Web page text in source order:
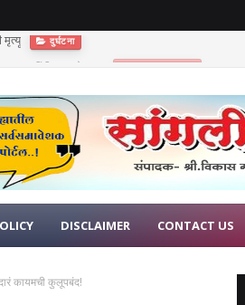
मुलींनी गमावले छत्र
DISCLAIMER CONTACT US
दारं कायमची कुलूपबंद!